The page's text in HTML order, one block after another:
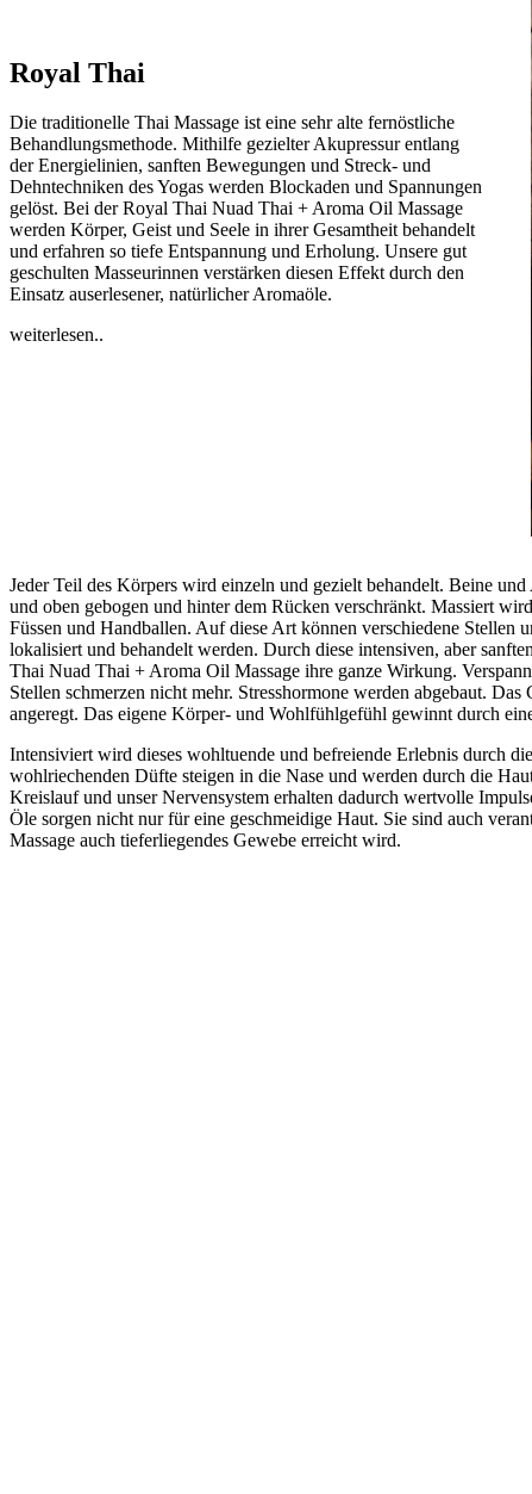
Royal Thai
Die traditionelle Thai Massage ist eine sehr alte fernöstliche
Behandlungsmethode. Mithilfe gezielter Akupressur entlang
der Energielinien, sanften Bewegungen und Streck- und
Dehntechniken des Yogas werden Blockaden und Spannungen
gelöst. Bei der Royal Thai Nuad Thai + Aroma Oil Massage
werden Körper, Geist und Seele in ihrer Gesamtheit behandelt
und erfahren so tiefe Entspannung und Erholung. Unsere gut
geschulten Masseurinnen verstärken diesen Effekt durch den
Einsatz auserlesener, natürlicher Aromaöle.
weiterlesen..
Jeder Teil des Körpers wird einzeln und gezielt behandelt. Beine
und oben gebogen und hinter dem Rücken verschränkt. Massiert
Füssen und Handballen. Auf diese Art können verschiedene Stellen
lokalisiert und behandelt werden. Durch diese intensiven, aber
Thai Nuad Thai + Aroma Oil Massage ihre ganze Wirkung.
Stellen schmerzen nicht mehr. Stresshormone werden abgebaut.
angeregt. Das eigene Körper- und Wohlfühlgefühl gewinnt durch
Intensiviert wird dieses wohltuende und befreiende Erlebnis durch
wohlriechenden Düfte steigen in die Nase und werden durch die
Kreislauf und unser Nervensystem erhalten dadurch wertvolle
Öle sorgen nicht nur für eine geschmeidige Haut. Sie sind auch
Massage auch tieferliegendes Gewebe erreicht wird.